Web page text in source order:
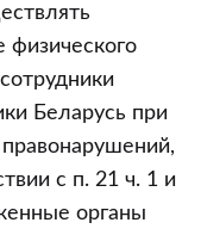
физического
Беларусь при
с п. 21 ч. 1 и
органы